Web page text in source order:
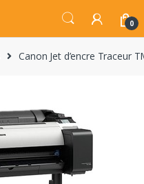
0
Canon Jet d’encre Traceur